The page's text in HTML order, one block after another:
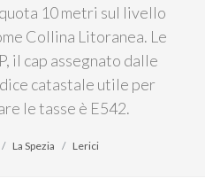
10 metri sul livello
Collina Litoranea. Le
il cap assegnato dalle
catastale utile per
le tasse è E542.
La Spezia Lerici